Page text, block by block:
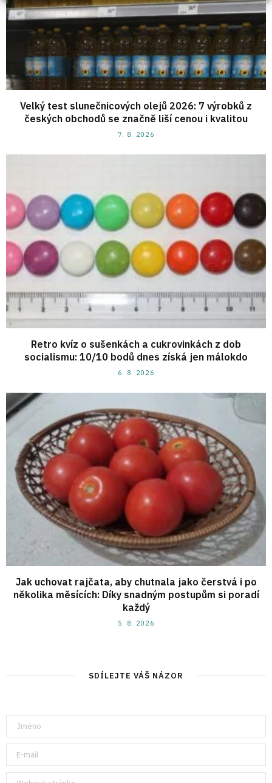
Velký test slunečnicových olejů 2026: 7 výrobků z
českých obchodů se značně liší cenou i kvalitou
7. 8. 2026
Retro kvíz o sušenkách a cukrovinkách z dob
socialismu: 10/10 bodů dnes získá jen málokdo
6. 8. 2026
Jak uchovat rajčata, aby chutnala jako čerstvá i po
několika měsících: Díky snadným postupům si poradí
každý
5. 8. 2026
SDÍLEJTE VÁŠ NÁZOR